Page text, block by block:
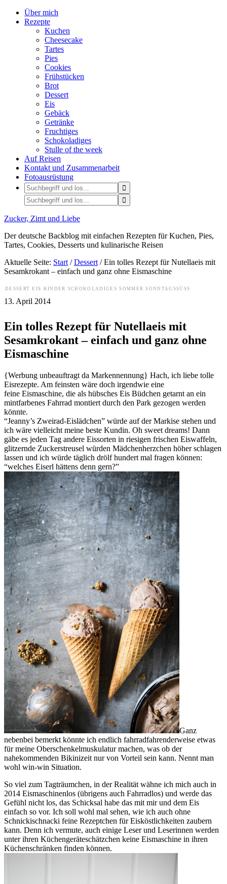
Über mich
Rezepte
Kuchen
Cheesecake
Tartes
Pies
Cookies
Frühstücken
Brot
Dessert
Eis
Gebäck
Getränke
Fruchtiges
Schokoladiges
Stulle of the week
Auf Reisen
Kontakt und Zusammenarbeit
Fotoausrüstung
Zucker, Zimt und Liebe
Der deutsche Backblog mit einfachen Rezepten für Kuchen, Pies,
Tartes, Cookies, Desserts und kulinarische Reisen
Aktuelle Seite: Start / Dessert /Ein tolles Rezept für Nutellaeis mit
Sesamkrokant – einfach und ganz ohne Eismaschine
DESSERT EIS KINDER SCHOKOLADIGES SOMMER SONNTAGSSÜSS
13. April 2014
Ein tolles Rezept für Nutellaeis mit
Sesamkrokant – einfach und ganz ohne
Eismaschine
{Werbung unbeauftragt da Markennennung} Hach, ich liebe tolle
Eisrezepte. Am feinsten wäre doch irgendwie eine
feine Eismaschine, die als hübsches Eis Büdchen getarnt an ein
mintfarbenes Fahrrad montiert durch den Park gezogen werden
könnte.
“Jeanny’s Zweirad-Eislädchen” würde auf der Markise stehen und
ich wäre vielleicht meine beste Kundin. Oh sweet dreams! Dann
gäbe es jeden Tag andere Eissorten in riesigen frischen Eiswaffeln,
glitzernde Zuckerstreusel würden Mädchenherzchen höher schlagen
lassen und ich würde täglich drölf hundert mal fragen können:
“welches Eiserl hättens denn gern?”
Ganz
nebenbei bemerkt könnte ich endlich fahrradfahrenderweise etwas
für meine Oberschenkelmuskulatur machen, was ob der
nahekommenden Bikinizeit nur von Vorteil sein kann. Nennt man
wohl win-win Situation.
So viel zum Tagträumchen, in der Realität wähne ich mich auch in
2014 Eismaschinenlos (übrigens auch Fahrradlos) und werde das
Gefühl nicht los, das Schicksal habe das mit mir und dem Eis
einfach so vor. Ich soll wohl mal sehen, wie ich auch ohne
Schnickischnacki feine Rezeptchen für Eisköstlichkeiten zaubern
kann. Denn ich vermute, auch einige Leser und Leserinnen werden
unter ihren Küchengeräteschätzchen keine Eismaschine in ihren
Küchenschränken finden können.